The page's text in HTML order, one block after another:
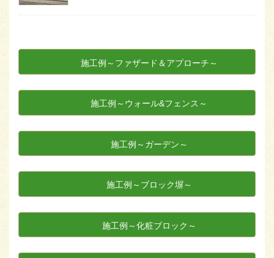
施工例～ファザード＆アプローチ～
施工例～ウォール&フェンス～
施工例～ガーデン～
施工例～ブロック塀～
施工例～化粧ブロック～